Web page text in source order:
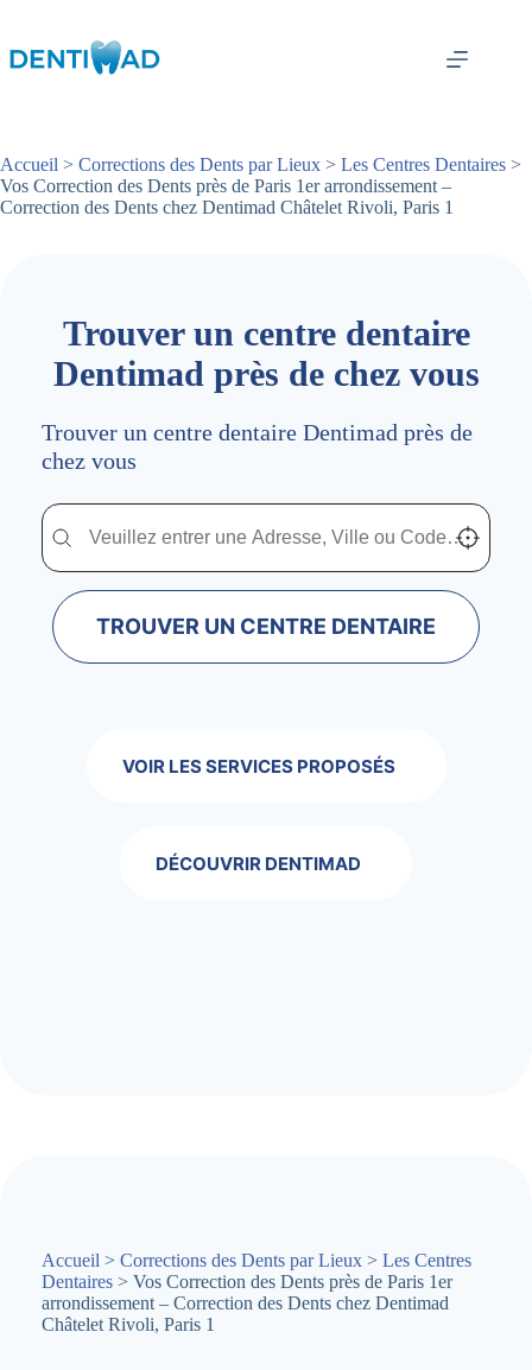
contenu
Accueil > Corrections des Dents par Lieux > Les Centres Dentaires >
Vos Correction des Dents près de Paris 1er arrondissement –
Correction des Dents chez Dentimad Châtelet Rivoli, Paris 1
Trouver un centre dentaire
Dentimad près de chez vous
Trouver un centre dentaire Dentimad près de
chez vous
Trouver un centre dentaire Dentimad près de
Trouver un centre dentaire Dentimad près de chez vous Localisez-
TROUVER UN CENTRE DENTAIRE
VOIR LES SERVICES PROPOSÉS
DÉCOUVRIR DENTIMAD
Accueil > Corrections des Dents par Lieux > Les Centres
Dentaires > Vos Correction des Dents près de Paris 1er
arrondissement – Correction des Dents chez Dentimad
Châtelet Rivoli, Paris 1